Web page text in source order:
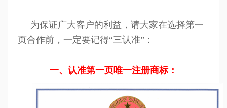
为保证广大客户的利益，请大家在选择第一
页合作前，一定要记得“三认准”：
一、认准第一页唯一注册商标：